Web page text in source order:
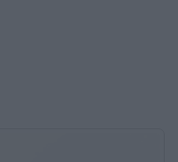
κατάλληλη για όλα τα
όχι μόνο. Φτιαγμένη